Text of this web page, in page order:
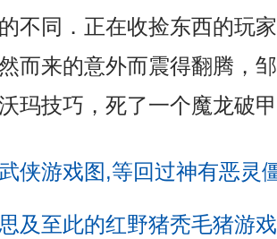
不同．正在收捡东西的玩
而来的意外而震得翻腾，
玛技巧，死了一个魔龙破
侠游戏图,等回过神有恶灵
思及至此的红野猪秃毛猪游戏